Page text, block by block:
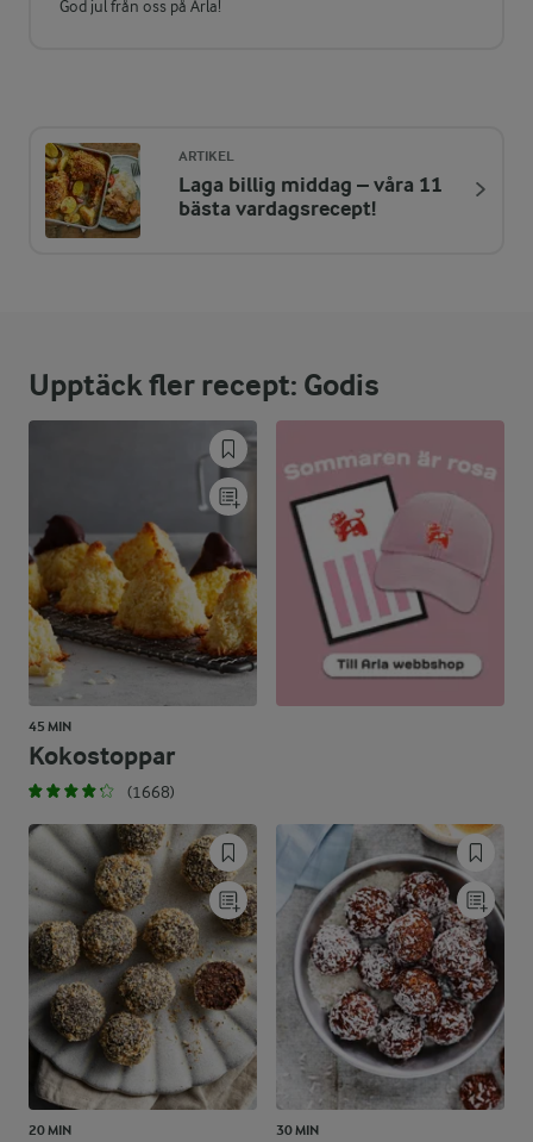
God jul från oss på Arla!
ARTIKEL
Laga billig middag – våra 11
bästa vardagsrecept!
Upptäck fler recept: Godis
45 MIN
Kokostoppar
(1668)
20 MIN 30 MIN